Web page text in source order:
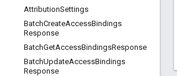
AttributionSettings
BatchCreateAccessBindings
Response
BatchGetAccessBindingsResponse
BatchUpdateAccessBindings
Response